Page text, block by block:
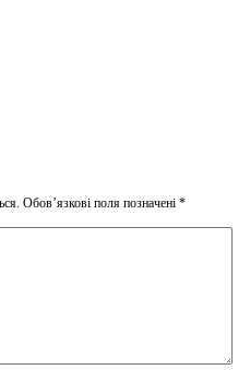
Обов’язкові поля позначені *